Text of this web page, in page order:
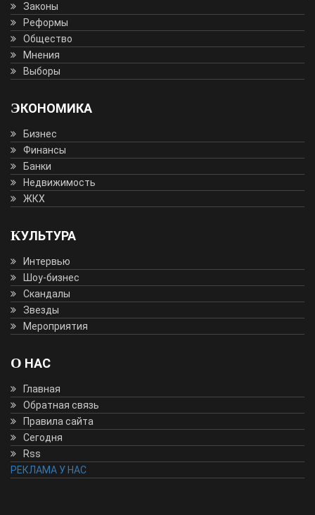
Законы
Реформы
Общество
Мнения
Выборы
ЭКОНОМИКА
Бизнес
Финансы
Банки
Недвижимость
ЖКХ
КУЛЬТУРА
Интервью
Шоу-бизнес
Скандалы
Звезды
Мероприятия
О НАС
Главная
Обратная связь
Правила сайта
Сегодня
Rss
РЕКЛАМА У НАС